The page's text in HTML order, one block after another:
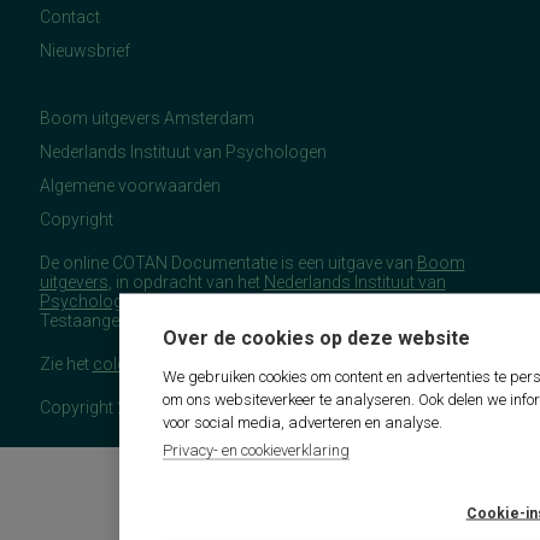
Over de cookies op deze website
We gebruiken cookies om content en advertenties te
om ons websiteverkeer te analyseren. Ook delen we
voor social media, adverteren en analyse.
Privacy- en cookieverklaring
Cookie-
Contact
Nieuwsbrief
Boom uitgevers Amsterdam
Nederlands Instituut van Psychologen
Algemene voorwaarden
Copyright
De online COTAN Documentatie is een uitgave van Boom
uitgevers , in opdracht van het Nederlands Instituut van
Psychologen(NIP), namens de Commissie
Testaangelegenheden Nederland (COTAN).
Zie het colofon
Copyright 2026 - COTAN Documentatie